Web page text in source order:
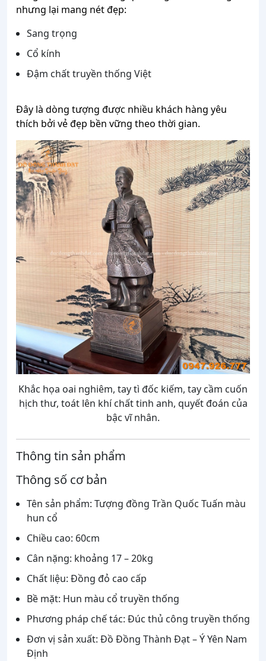
nhưng lại mang nét đẹp:
Sang trọng
Cổ kính
Đậm chất truyền thống Việt
Đây là dòng tượng được nhiều khách hàng yêu
thích bởi vẻ đẹp bền vững theo thời gian.
Khắc họa oai nghiêm, tay tì đốc kiếm, tay cầm cuốn
hịch thư, toát lên khí chất tinh anh, quyết đoán của
bậc vĩ nhân.
Thông tin sản phẩm
Thông số cơ bản
Tên sản phẩm: Tượng đồng Trần Quốc Tuấn màu
hun cổ
Chiều cao: 60cm
Cân nặng: khoảng 17 – 20kg
Chất liệu: Đồng đỏ cao cấp
Bề mặt: Hun màu cổ truyền thống
Phương pháp chế tác: Đúc thủ công truyền thống
Đơn vị sản xuất: Đồ Đồng Thành Đạt – Ý Yên Nam
Định